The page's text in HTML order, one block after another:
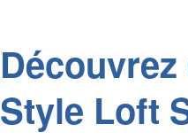
Style Loft